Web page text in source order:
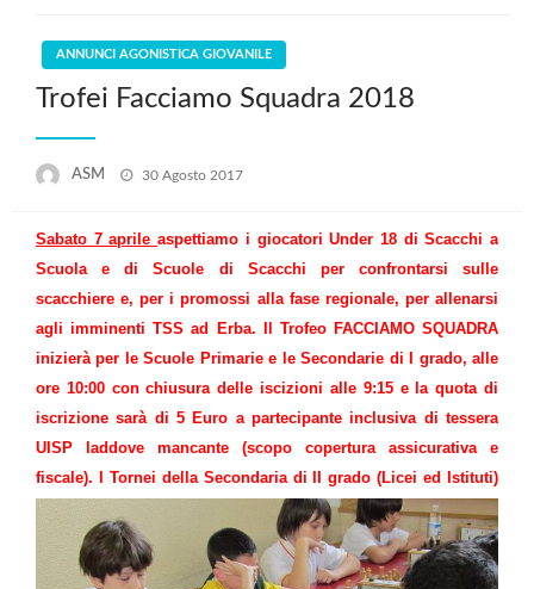
ANNUNCI AGONISTICA GIOVANILE
Trofei Facciamo Squadra 2018
ASM
Posted
30 Agosto 2017
Sabato 7 aprileaspettiamo i giocatori Under 18 di Scacchi a
Scuola e di Scuole di Scacchi per confrontarsi sulle
scacchiere e, per i promossi alla fase regionale, per allenarsi
agli imminenti TSS ad Erba. Il Trofeo FACCIAMO SQUADRA
inizierà per le Scuole Primarie e le Secondarie di I grado, alle
ore 10:00 con chiusura delle iscizioni alle 9:15 e la quota di
iscrizione sarà di 5 Euro a partecipante inclusiva di tessera
UISP laddove mancante (scopo copertura assicurativa e
fiscale). I Tornei della Secondaria di II grado (Licei ed Istituti)